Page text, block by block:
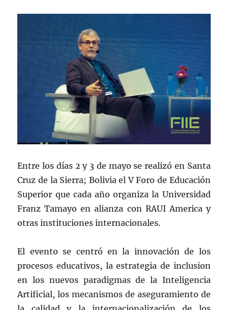
Entre los días 2 y 3 de mayo se realizó en Santa
Cruz de la Sierra; Bolivia el V Foro de Educación
Superior que cada año organiza la Universidad
Franz Tamayo en alianza con RAUI America y
otras instituciones internacionales.
El evento se centró en la innovación de los
procesos educativos, la estrategia de inclusion
en los nuevos paradigmas de la Inteligencia
Artificial, los mecanismos de aseguramiento de